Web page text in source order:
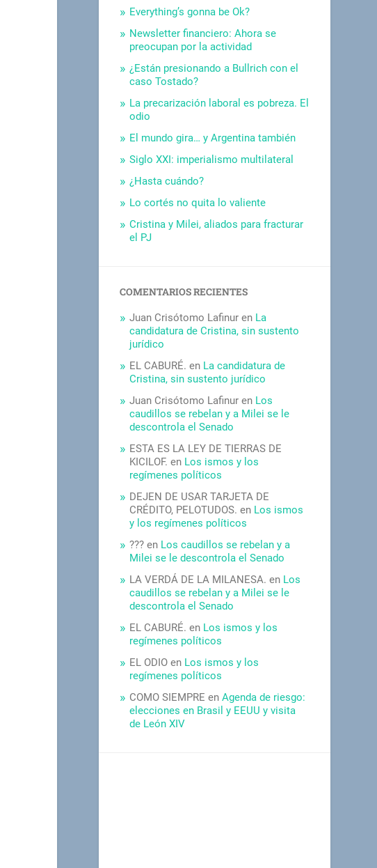
Everything’s gonna be Ok?
Newsletter financiero: Ahora se
preocupan por la actividad
¿Están presionando a Bullrich con el
caso Tostado?
La precarización laboral es pobreza. El
odio
El mundo gira… y Argentina también
Siglo XXI: imperialismo multilateral
¿Hasta cuándo?
Lo cortés no quita lo valiente
Cristina y Milei, aliados para fracturar
el PJ
COMENTARIOS RECIENTES
Juan Crisótomo Lafinur en La
candidatura de Cristina, sin sustento
jurídico
EL CABURÉ. en La candidatura de
Cristina, sin sustento jurídico
Juan Crisótomo Lafinur en Los
caudillos se rebelan y a Milei se le
descontrola el Senado
ESTA ES LA LEY DE TIERRAS DE
KICILOF. en Los ismos y los
regímenes políticos
DEJEN DE USAR TARJETA DE
CRÉDITO, PELOTUDOS. en Los ismos
y los regímenes políticos
??? en Los caudillos se rebelan y a
Milei se le descontrola el Senado
LA VERDÁ DE LA MILANESA. en Los
caudillos se rebelan y a Milei se le
descontrola el Senado
EL CABURÉ. en Los ismos y los
regímenes políticos
EL ODIO en Los ismos y los
regímenes políticos
COMO SIEMPRE enAgenda de riesgo:
elecciones en Brasil y EEUU y visita
de León XIV